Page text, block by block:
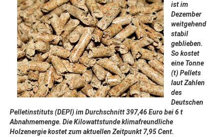
ist im
Dezember
weitgehend
stabil
geblieben.
So kostet
eine Tonne
(t) Pellets
laut Zahlen
des
Deutschen
Pelletinstituts (DEPI) im Durchschnitt 397,46 Euro bei 6 t
Abnahmemenge. Die Kilowattstunde klimafreundliche
Holzenergie kostet zum aktuellen Zeitpunkt 7,95 Cent.